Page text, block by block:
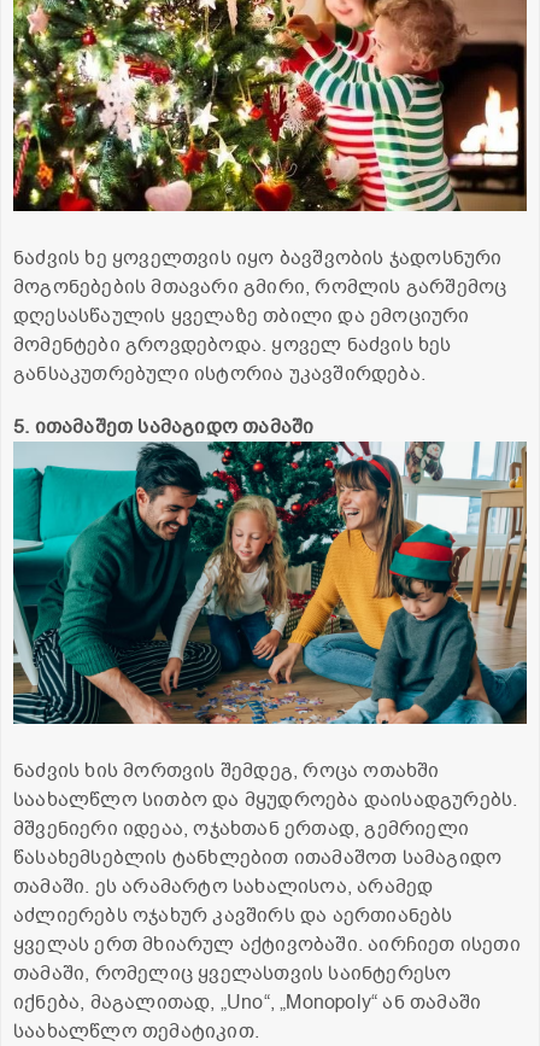
ნაძვის ხე ყოველთვის იყო ბავშვობის ჯადოსნური
მოგონებების მთავარი გმირი, რომლის გარშემოც
დღესასწაულის ყველაზე თბილი და ემოციური
მომენტები გროვდებოდა. ყოველ ნაძვის ხეს
განსაკუთრებული ისტორია უკავშირდება.
5. ითამაშეთ სამაგიდო თამაში
ნაძვის ხის მორთვის შემდეგ, როცა ოთახში
საახალწლო სითბო და მყუდროება დაისადგურებს.
მშვენიერი იდეაა, ოჯახთან ერთად, გემრიელი
წასახემსებლის ტანხლებით ითამაშოთ სამაგიდო
თამაში. ეს არამარტო სახალისოა, არამედ
აძლიერებს ოჯახურ კავშირს და აერთიანებს
ყველას ერთ მხიარულ აქტივობაში. აირჩიეთ ისეთი
თამაში, რომელიც ყველასთვის საინტერესო
იქნება, მაგალითად, „Uno“, „Monopoly“ ან თამაში
საახალწლო თემატიკით.